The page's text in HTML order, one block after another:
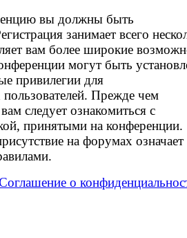
вы должны быть
занимает всего
вам более широкие
могут быть
привилегии для
пользователей. Прежде чем
следует ознакомиться с
принятыми на конференции.
на форумах означает
о